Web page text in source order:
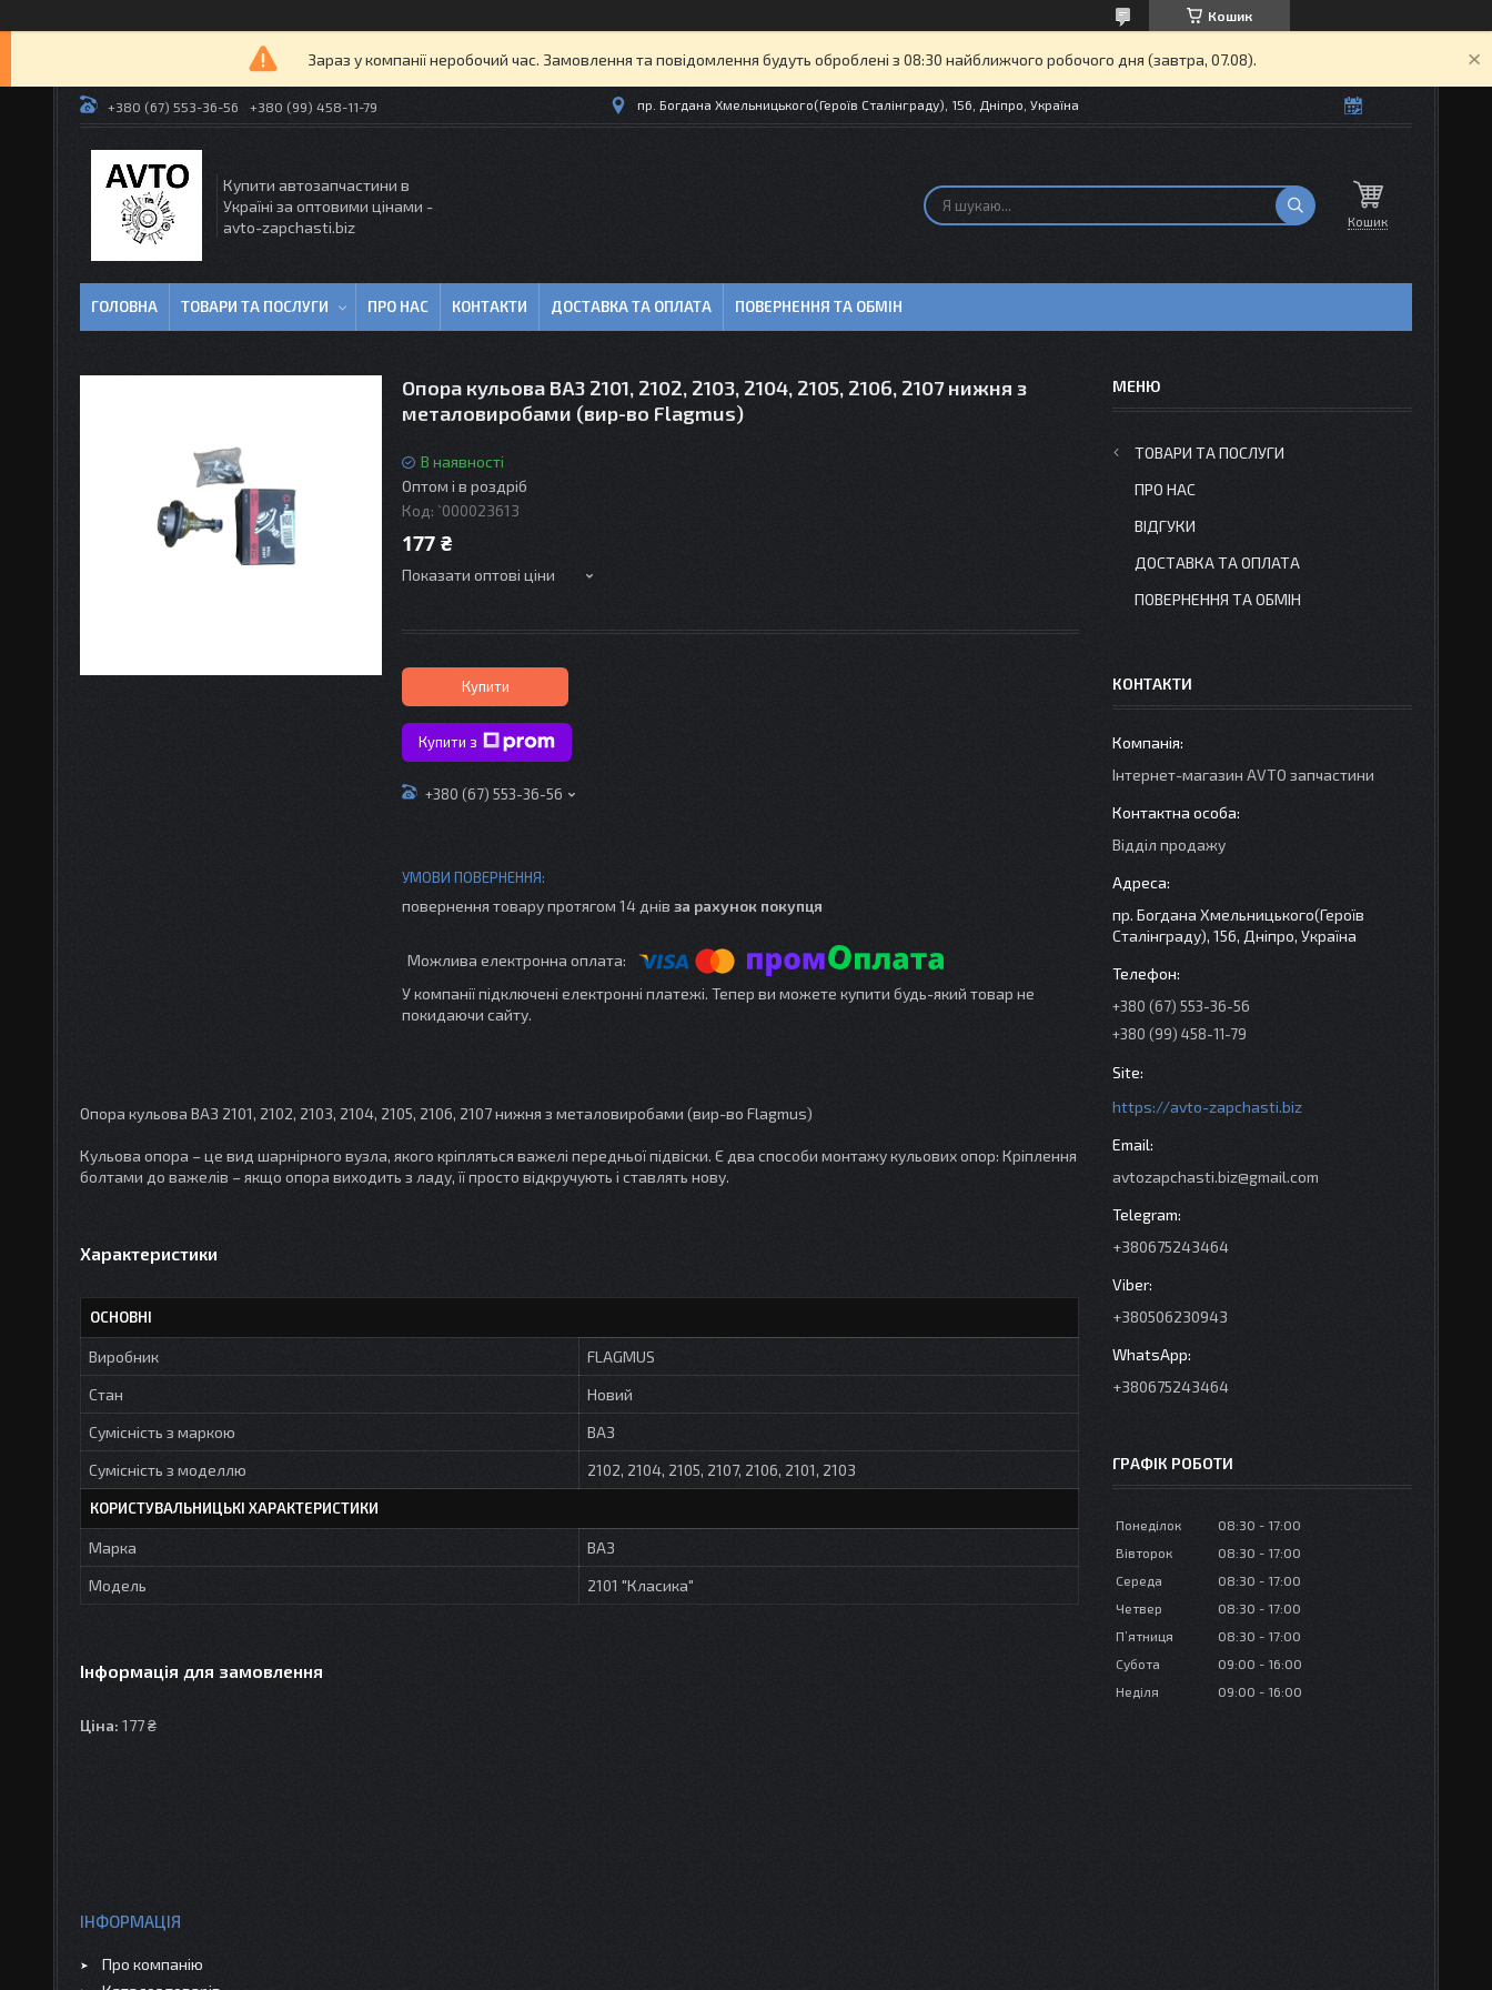
Кошик
Зараз у компанії неробочий час. Замовлення та повідомлення будуть оброблені з 08:30 найближчого робочого дня (завтра, 07.08).
+380 (67) 553-36-56 +380 (99) 458-11-79 пр. Богдана Хмельницького(Героїв Сталінграду), 156, Дніпро, Україна
Купити автозапчастини в
Україні за оптовими цінами -
avto-zapchasti.biz
Кошик
ГОЛОВНА ТОВАРИ ТА ПОСЛУГИ ПРО НАС КОНТАКТИ ДОСТАВКА ТА ОПЛАТА ПОВЕРНЕННЯ ТА ОБМІН
Опора кульова ВАЗ 2101, 2102, 2103, 2104, 2105, 2106, 2107 нижня з
металовиробами (вир-во Flagmus)
В наявності
Оптом і в роздріб
Код: `000023613
177 ₴
Показати оптові ціни
Купити
Купити з
+380 (67) 553-36-56
повернення товару протягом 14 днів за рахунок покупця
У компанії підключені електронні платежі. Тепер ви можете купити будь-який товар не
покидаючи сайту.
Опора кульова ВАЗ 2101, 2102, 2103, 2104, 2105, 2106, 2107 нижня з металовиробами (вир-во Flagmus)
Кульова опора – це вид шарнірного вузла, якого кріпляться важелі передньої підвіски. Є два способи монтажу кульових опор: Кріплення
болтами до важелів – якщо опора виходить з ладу, її просто відкручують і ставлять нову.
Характеристики
ОСНОВНІ
Виробник
FLAGMUS
Стан
Новий
Сумісність з маркою
ВАЗ
Сумісність з моделлю
2102, 2104, 2105, 2107, 2106, 2101, 2103
КОРИСТУВАЛЬНИЦЬКІ ХАРАКТЕРИСТИКИ
Марка
ВАЗ
Мoдель
2101 "Класика"
Інформація для замовлення
Ціна: 177 ₴
ТОВАРИ ТА ПОСЛУГИ
ПРО НАС
ВІДГУКИ
ДОСТАВКА ТА ОПЛАТА
ПОВЕРНЕННЯ ТА ОБМІН
КОНТАКТИ
Інтернет-магазин AVTO запчастини
Відділ продажу
пр. Богдана Хмельницького(Героїв
Сталінграду), 156, Дніпро, Україна
+380 (67) 553-36-56
+380 (99) 458-11-79
https://avto-zapchasti.biz
avtozapchasti.biz@gmail.com
+380675243464
+380506230943
+380675243464
ГРАФІК РОБОТИ
Понеділок 08:30
17:00
Вівторок
08:30
17:00
Середа
08:30
17:00
Четвер
08:30
17:00
Пʼятниця
08:30
17:00
Субота
09:00
16:00
Неділя
09:00 16:00
ІНФОРМАЦІЯ
Про компанію